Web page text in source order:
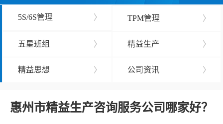
5S/6S管理 〉 TPM管理 〉
五星班组 〉 精益生产 〉
精益思想 〉 公司资讯 〉
惠州市精益生产咨询服务公司哪家好？